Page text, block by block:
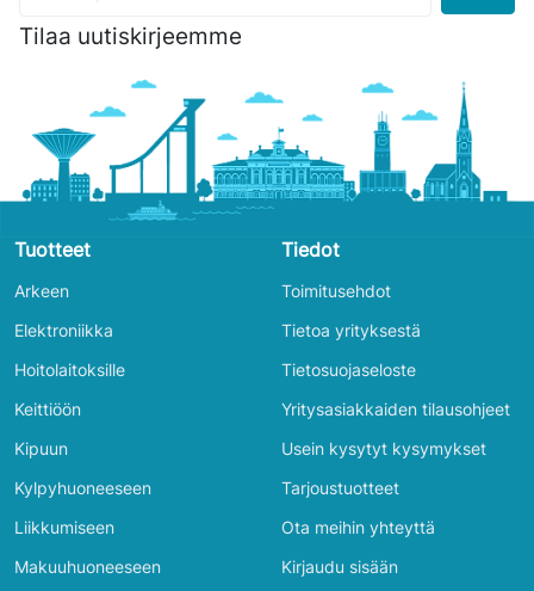
Tilaa uutiskirjeemme
Tuotteet
Arkeen
Elektroniikka
Hoitolaitoksille
Keittiöön
Kipuun
Kylpyhuoneeseen
Liikkumiseen
Makuuhuoneeseen
Tiedot
Toimitusehdot
Tietoa yrityksestä
Tietosuojaseloste
Yritysasiakkaiden tilausohjeet
Usein kysytyt kysymykset
Tarjoustuotteet
Ota meihin yhteyttä
Kirjaudu sisään